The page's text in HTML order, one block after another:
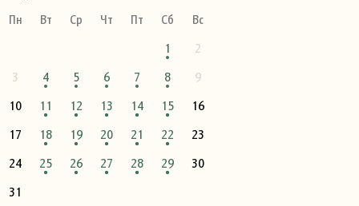
Пн
Вт Ср Чт Пт Сб
Вс
1
2
3
4 5 6 7 8
9
10
11 12 13 14 15
16
17
18 19 20 21 22
23
24
25 26 27 28 29
30
31